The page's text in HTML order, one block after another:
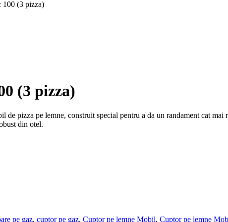
100 (3 pizza)
(3 pizza)
de pizza pe lemne, construit special pentru a da un randament cat
din otel.
pe gaz, cuptor pe gaz, Cuptor pe lemne Mobil, Cuptor pe lemne